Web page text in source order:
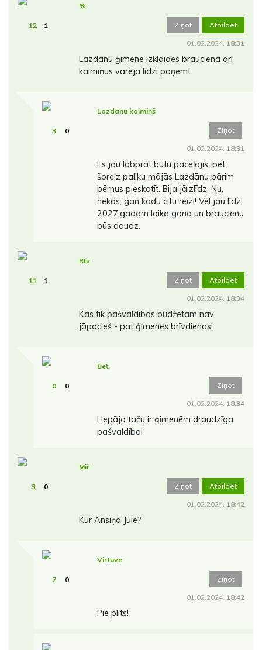
12 1
%
Ziņot Atbildēt
01.02.2024. 18:31
Lazdānu ģimene izklaides braucienā arī
kaimiņus varēja līdzi paņemt.
3 0
Lazdānu kaimiņš
Ziņot
01.02.2024. 18:31
Es jau labprāt būtu paceļojis, bet
šoreiz paliku mājās Lazdānu pārim
bērnus pieskatīt. Bija jāizlīdz. Nu,
nekas, gan kādu citu reizi! Vēl jau līdz
2027.gadam laika gana un braucienu
būs daudz.
11 1
Rtv
Ziņot Atbildēt
01.02.2024. 18:34
Kas tik pašvaldības budžetam nav
jāpacieš - pat ģimenes brīvdienas!
0 0
Bet,
Ziņot
01.02.2024. 18:34
Liepāja taču ir ģimenēm draudzīga
pašvaldība!
3 0
Mir
Ziņot Atbildēt
01.02.2024. 18:42
Kur Ansiņa Jūle?
7 0
Virtuve
Ziņot
01.02.2024. 18:42
Pie plīts!